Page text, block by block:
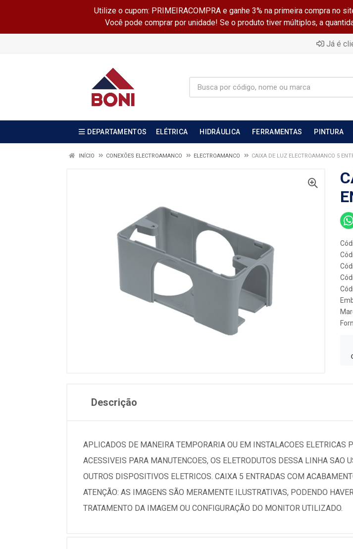
Utilize o cupom: PRIMEIRACOMPRA e ganhe 3% na primeira compra no
Você pode comprar por unidade! Se o produto tiver múltiplos, a
Já é
DEPARTAMENTOS ELÉTRICA HIDRÁULICA FERRAMENTAS PINTURA
INÍCIO CONEXÕES ELECTROAMANCO ELECTROAMANCO CAIXA DE LUZ ELECTROAMANCO 5
Descrição
APLICADOS DE MANEIRA TEMPORARIA OU EM INSTALACOES ELETRICAS
ACESSIVEIS PARA MANUTENCOES, OS ELETRODUTOS DESSA LINHA SAO
OUTROS DISPOSITIVOS ELETRICOS. CAIXA 5 ENTRADAS COM
ATENÇÃO: AS IMAGENS SÃO MERAMENTE ILUSTRATIVAS, PODENDO
TRATAMENTO DA IMAGEM OU CONFIGURAÇÃO DO MONITOR UTILIZADO.